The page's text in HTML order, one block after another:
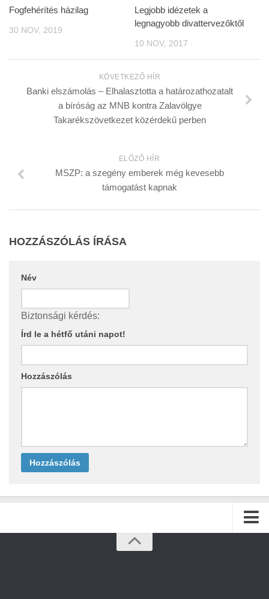
Fogfehérítés házilag
30 NOV, 2019
Legjobb idézetek a
legnagyobb divattervezőktől
10 NOV, 2017
KÖVETKEZŐ HÍR
Banki elszámolás – Elhalasztotta a határozathozatalt
a bíróság az MNB kontra Zalavölgye
Takarékszövetkezet közérdekű perben
ELŐZŐ HÍR
MSZP: a szegény emberek még kevesebb
támogatást kapnak
HOZZÁSZÓLÁS ÍRÁSA
Név
Biztonsági kérdés:
Írd le a hétfő utáni napot!
Hozzászólás